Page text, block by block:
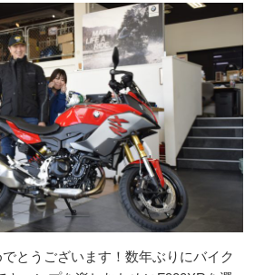
とうございます！数年ぶりにバイク